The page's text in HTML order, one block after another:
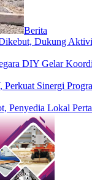
Berita
Dukung
DIY Gelar
Sinergi
Penyedia Lokal